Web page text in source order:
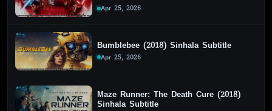
Apr 25, 2026
Bumblebee (2018) Sinhala Subtitle
Apr 25, 2026
Maze Runner: The Death Cure (2018)
Sinhala Subtitle